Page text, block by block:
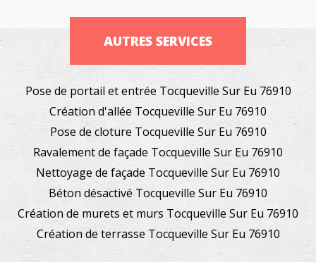
AUTRES SERVICES
Pose de portail et entrée Tocqueville Sur Eu 76910
Création d'allée Tocqueville Sur Eu 76910
Pose de cloture Tocqueville Sur Eu 76910
Ravalement de façade Tocqueville Sur Eu 76910
Nettoyage de façade Tocqueville Sur Eu 76910
Béton désactivé Tocqueville Sur Eu 76910
Création de murets et murs Tocqueville Sur Eu 76910
Création de terrasse Tocqueville Sur Eu 76910